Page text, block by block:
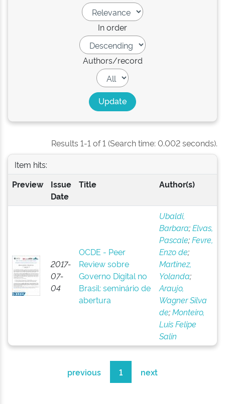
In order
Authors/record
Results 1-1 of 1 (Search time: 0.002 seconds).
Item hits:
Preview
Issue
Date
Title Author(s)
2017-
07-
04
OCDE - Peer
Review sobre
Governo Digital no
Brasil: seminário de
abertura
Ubaldi,
Barbara;Elvas,
Pascale;Fevre,
Enzo de;
Martinez,
Yolanda;
Araujo,
Wagner Silva
de;Monteiro,
Luis Felipe
Salin
previous 1 next